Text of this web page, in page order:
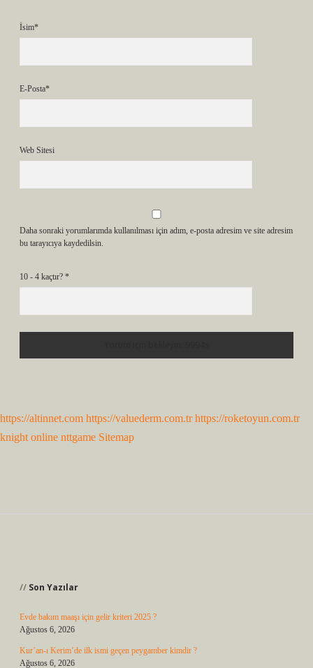
İsim*
E-Posta*
Web Sitesi
Daha sonraki yorumlarımda kullanılması için adım, e-posta adresim ve site adresim
bu tarayıcıya kaydedilsin.
10 - 4 kaçtır? *
https://altinnet.com https://valuederm.com.tr https://roketoyun.com.tr
knight online nttgame Sitemap
Son Yazılar
Evde bakım maaşı için gelir kriteri 2025 ?
Ağustos 6, 2026
Kur’an-ı Kerim’de ilk ismi geçen peygamber kimdir ?
Ağustos 6, 2026